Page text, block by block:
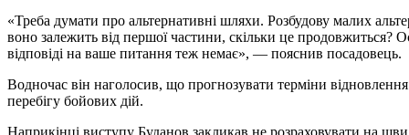
«Треба думати про альтернативні шляхи. Розбудову малих
воно залежить від першої частини, скільки це продовжиться?
відповіді на ваше питання теж немає», — пояснив посадовець.
Водночас він наголосив, що прогнозувати терміни
перебігу бойових дій.
Наприкінці виступу Буданов закликав не розраховувати на